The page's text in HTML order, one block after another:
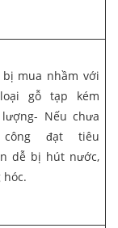
bị mua nhầm với
gỗ tạp kém
Nếu chưa
đạt tiêu
dễ bị hút nước,
hóc.